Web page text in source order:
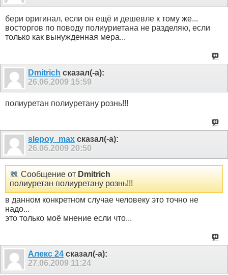
бери оригинал, если он ещё и дешевле к тому же...
восторгов по поводу полиуриетана не разделяю, если
только как вынужденная мера...
Dmitrich сказал(-а):
26.06.2009 15:59
полиуретан полиуретану рознь!!!
slepoy_max сказал(-а):
26.06.2009 20:50
Сообщение от Dmitrich
полиуретан полиуретану рознь!!!
в данном конкретном случае человеку это точно не
надо...
это только моё мнение если что...
Алекс 24 сказал(-а):
27.06.2009 11:24